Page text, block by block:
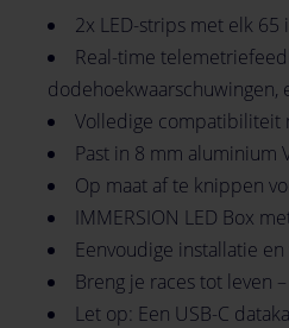
2x LED-strips met elk
Real-time
dodehoekwaarschuwingen,
Volledige compatibiliteit
Past in 8 mm aluminium
Op maat af te knippen
IMMERSION LED Box
Eenvoudige installatie
Breng je races tot leven
Let op: Een USB-C